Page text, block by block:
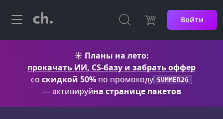
Войти
☀️ Планы на лето:
прокачать ИИ, CS-базу и забрать оффер
со скидкой 50% по промокоду SUMMER26
— активируйна странице пакетов